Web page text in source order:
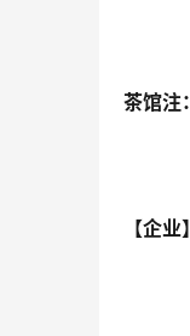
茶馆注
【企